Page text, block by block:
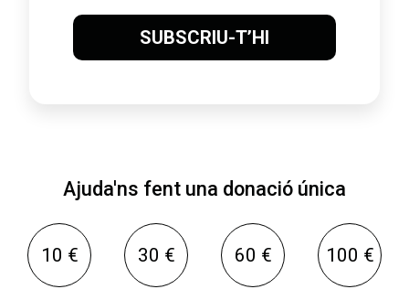
SUBSCRIU-T’HI
Ajuda'ns fent una donació única
10 € 30 € 60 € 100 €